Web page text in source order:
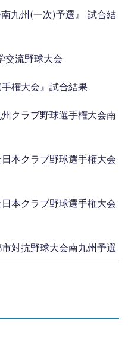
九州(一次)予選』 試合結
交流野球大会
権大会』試合結果
クラブ野球選手権大会南
本クラブ野球選手権大会
本クラブ野球選手権大会
対抗野球大会南九州予選